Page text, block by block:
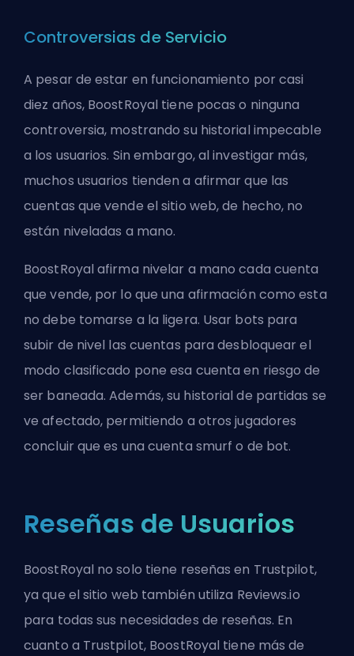
Controversias de Servicio
A pesar de estar en funcionamiento por casi
diez años, BoostRoyal tiene pocas o ninguna
controversia, mostrando su historial impecable
a los usuarios. Sin embargo, al investigar más,
muchos usuarios tienden a afirmar que las
cuentas que vende el sitio web, de hecho, no
están niveladas a mano.
BoostRoyal afirma nivelar a mano cada cuenta
que vende, por lo que una afirmación como esta
no debe tomarse a la ligera. Usar bots para
subir de nivel las cuentas para desbloquear el
modo clasificado pone esa cuenta en riesgo de
ser baneada. Además, su historial de partidas se
ve afectado, permitiendo a otros jugadores
concluir que es una cuenta smurf o de bot.
Reseñas de Usuarios
BoostRoyal no solo tiene reseñas en Trustpilot,
ya que el sitio web también utiliza Reviews.io
para todas sus necesidades de reseñas. En
cuanto a Trustpilot, BoostRoyal tiene más de